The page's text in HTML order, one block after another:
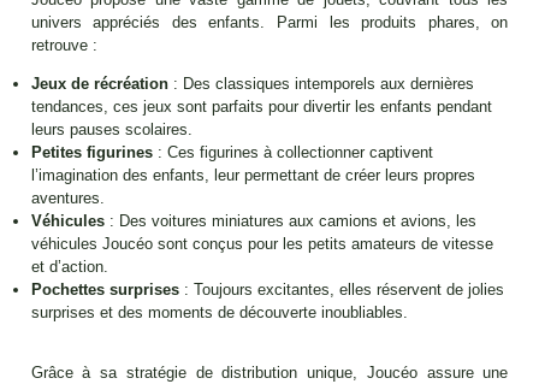
univers appréciés des enfants. Parmi les produits phares, on
retrouve :
Jeux de récréation: Des classiques intemporels aux dernières
tendances, ces jeux sont parfaits pour divertir les enfants pendant
leurs pauses scolaires.
Petites figurines: Ces figurines à collectionner captivent
l’imagination des enfants, leur permettant de créer leurs propres
aventures.
Véhicules: Des voitures miniatures aux camions et avions, les
véhicules Joucéo sont conçus pour les petits amateurs de vitesse
et d’action.
Pochettes surprises: Toujours excitantes, elles réservent de jolies
surprises et des moments de découverte inoubliables.
Grâce à sa stratégie de distribution unique, Joucéo assure une